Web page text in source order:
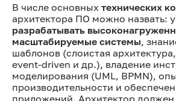
В числе основных технических
архитектора ПО можно назвать:
разрабатывать
масштабируемые системы,
шаблонов (слоистая
event-driven и др.), владение
моделирования (UML, BPMN),
производительности и
приложений. Архитектор должен